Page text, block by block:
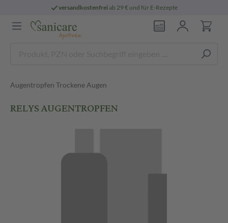
versandkostenfreiab 29 € und für E-Rezepte
Augentropfen Trockene Augen
RELYS AUGENTROPFEN